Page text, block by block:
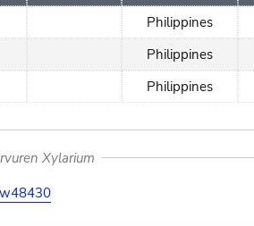
Philippines
Philippines
Philippines
Xylarium